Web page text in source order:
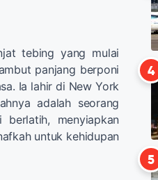
tebing yang mulai
panjang berponi
Ia lahir di New York
adalah seorang
menyiapkan
untuk kehidupan
4
5